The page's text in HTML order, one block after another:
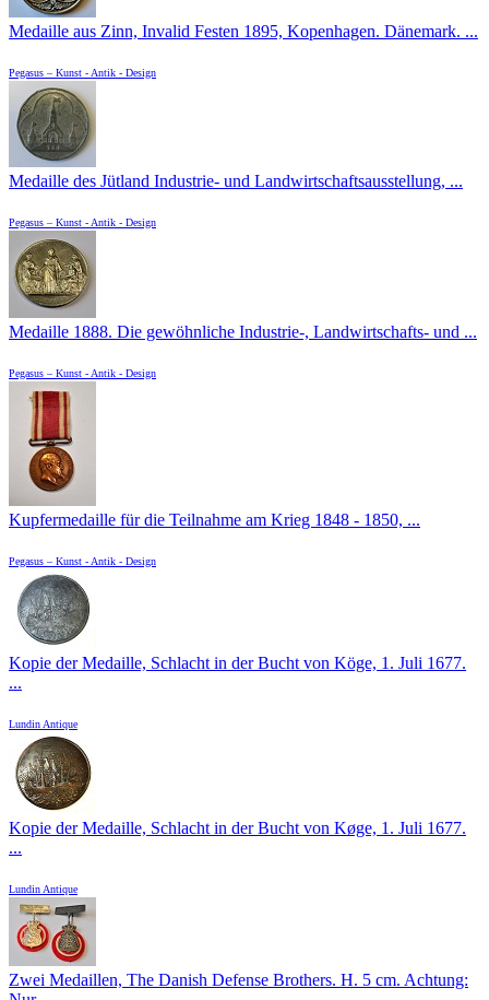
Medaille aus Zinn, Invalid Festen 1895, Kopenhagen. Dänemark. ...
Pegasus – Kunst - Antik - Design
Medaille des Jütland Industrie- und Landwirtschaftsausstellung, ...
Pegasus – Kunst - Antik - Design
Medaille 1888. Die gewöhnliche Industrie-, Landwirtschafts- und ...
Pegasus – Kunst - Antik - Design
Kupfermedaille für die Teilnahme am Krieg 1848 - 1850, ...
Pegasus – Kunst - Antik - Design
Kopie der Medaille, Schlacht in der Bucht von Köge, 1. Juli 1677.
...
Lundin Antique
Kopie der Medaille, Schlacht in der Bucht von Køge, 1. Juli 1677.
...
Lundin Antique
Zwei Medaillen, The Danish Defense Brothers. H. 5 cm. Achtung: